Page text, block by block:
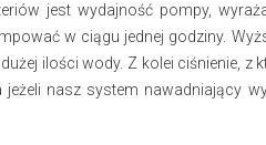
jest wydajność pompy,
w ciągu jednej godziny.
ilości wody. Z kolei ciśnienie,
jeżeli nasz system nawadniający